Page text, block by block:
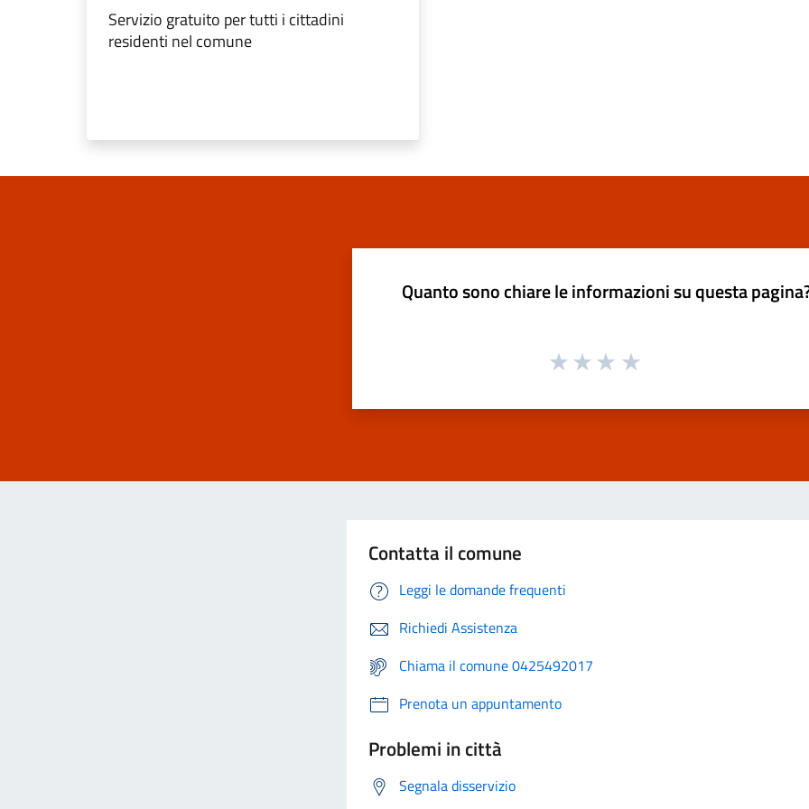
Servizio gratuito per tutti i cittadini
residenti nel comune
Quanto sono chiare le informazioni su questa
Contatta il comune
Leggi le domande frequenti
Richiedi Assistenza
Chiama il comune 0425492017
Prenota un appuntamento
Problemi in città
Segnala disservizio